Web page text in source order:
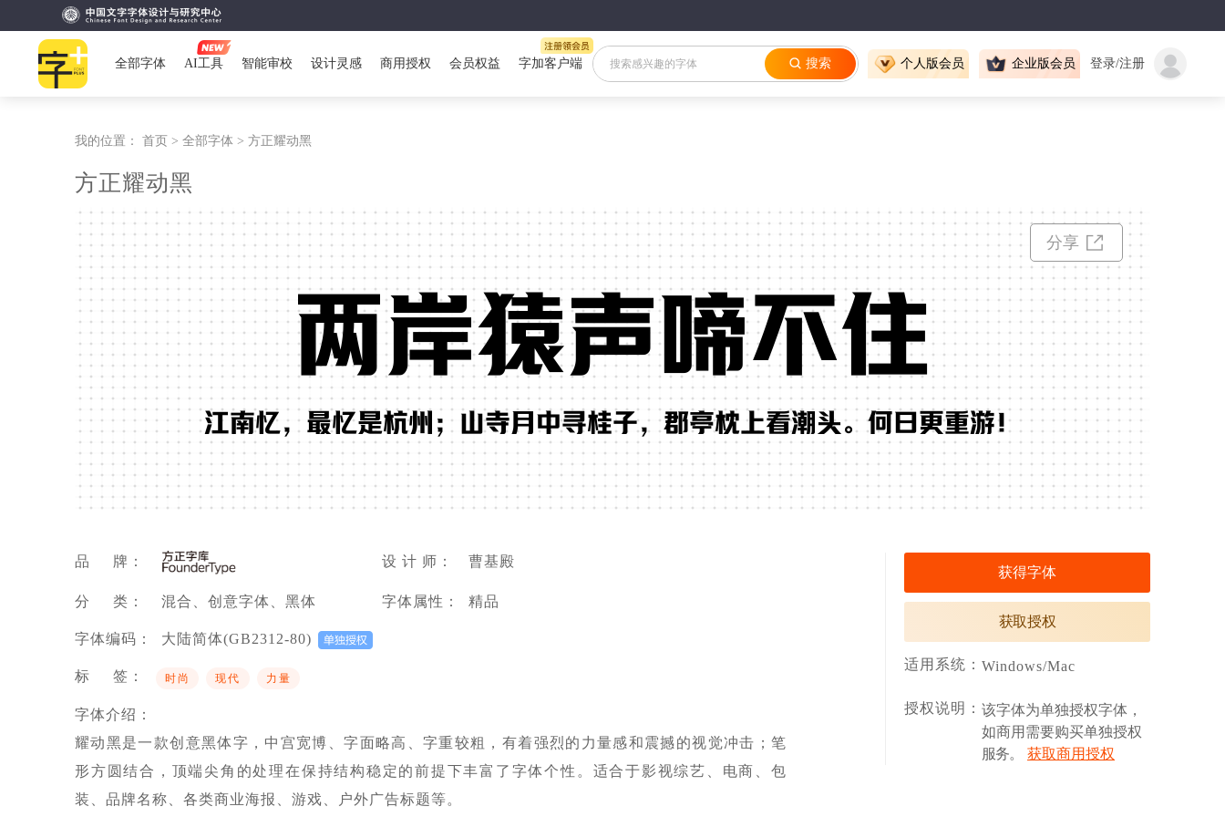
全部字体 AI工具 智能审校 设计灵感 商用授权 会员权益 字加客户端 登录/注册
企业版会员
个人版会员
搜索
我的位置： 首页 > 全部字体 > 方正耀动黑
方正耀动黑
两岸猿声啼不住
江南忆，最忆是杭州；山寺月中寻桂子，郡亭枕上看潮头。何日更重游！
分享
品 牌： 设 计 师： 曹基殿
分 类： 混合、创意字体、黑体 字体属性： 精品
字体编码： 大陆简体(GB2312-80)
标 签： 时尚 现代 力量
字体介绍：
耀动黑是一款创意黑体字，中宫宽博、字面略高、字重较粗，有着强烈的力量感和震撼的视觉冲击；笔
形方圆结合，顶端尖角的处理在保持结构稳定的前提下丰富了字体个性。适合于影视综艺、电商、包
装、品牌名称、各类商业海报、游戏、户外广告标题等。
获得字体
获取授权
适用系统： Windows/Mac
授权说明： 该字体为单独授权字体，
如商用需要购买单独授权
服务。
获取商用授权